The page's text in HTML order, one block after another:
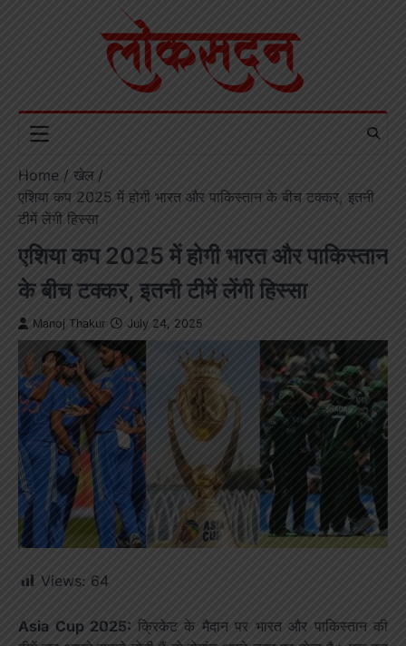
Home
खेल
एशिया कप 2025 में होगी भारत और पाकिस्तान के बीच टक्कर, इतनी
टीमें लेंगी हिस्सा
एशिया कप 2025 में होगी भारत और पाकिस्तान
के बीच टक्कर, इतनी टीमें लेंगी हिस्सा
Manoj Thakur July 24, 2025
Views: 64
Asia Cup 2025: क्रिकेट के मैदान पर भारत और पाकिस्तान की